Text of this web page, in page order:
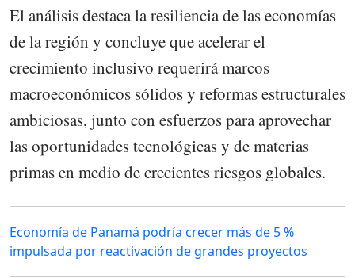
El análisis destaca la resiliencia de las economías
de la región y concluye que acelerar el
crecimiento inclusivo requerirá marcos
macroeconómicos sólidos y reformas estructurales
ambiciosas, junto con esfuerzos para aprovechar
las oportunidades tecnológicas y de materias
primas en medio de crecientes riesgos globales.
Economía de Panamá podría crecer más de 5 %
impulsada por reactivación de grandes proyectos